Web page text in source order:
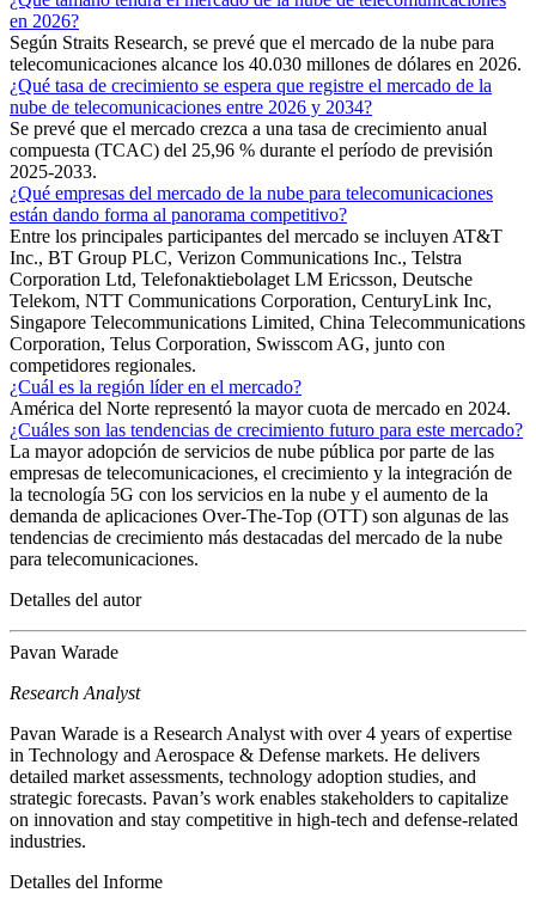
en 2026?
Según Straits Research, se prevé que el mercado de la nube para
telecomunicaciones alcance los 40.030 millones de dólares en 2026.
¿Qué tasa de crecimiento se espera que registre el mercado de la
nube de telecomunicaciones entre 2026 y 2034?
Se prevé que el mercado crezca a una tasa de crecimiento anual
compuesta (TCAC) del 25,96 % durante el período de previsión
2025-2033.
¿Qué empresas del mercado de la nube para telecomunicaciones
están dando forma al panorama competitivo?
Entre los principales participantes del mercado se incluyen AT&T
Inc., BT Group PLC, Verizon Communications Inc., Telstra
Corporation Ltd, Telefonaktiebolaget LM Ericsson, Deutsche
Telekom, NTT Communications Corporation, CenturyLink Inc,
Singapore Telecommunications Limited, China Telecommunications
Corporation, Telus Corporation, Swisscom AG, junto con
competidores regionales.
¿Cuál es la región líder en el mercado?
América del Norte representó la mayor cuota de mercado en 2024.
¿Cuáles son las tendencias de crecimiento futuro para este mercado?
La mayor adopción de servicios de nube pública por parte de las
empresas de telecomunicaciones, el crecimiento y la integración de
la tecnología 5G con los servicios en la nube y el aumento de la
demanda de aplicaciones Over-The-Top (OTT) son algunas de las
tendencias de crecimiento más destacadas del mercado de la nube
para telecomunicaciones.
Detalles del autor
Pavan Warade
Research Analyst
Pavan Warade is a Research Analyst with over 4 years of expertise
in Technology and Aerospace & Defense markets. He delivers
detailed market assessments, technology adoption studies, and
strategic forecasts. Pavan’s work enables stakeholders to capitalize
on innovation and stay competitive in high-tech and defense-related
industries.
Detalles del Informe